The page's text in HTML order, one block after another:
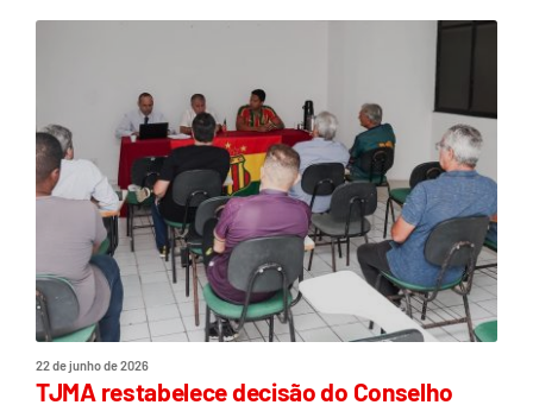
22 de junho de 2026
TJMA restabelece decisão do Conselho